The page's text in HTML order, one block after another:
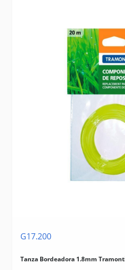
G17.200
Tanza Bordeadora 1.8mm